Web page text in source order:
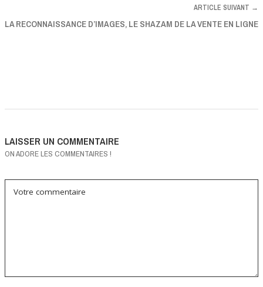
ARTICLE SUIVANT →
LA RECONNAISSANCE D’IMAGES, LE SHAZAM DE LA VENTE EN LIGNE
LAISSER UN COMMENTAIRE
ON ADORE LES COMMENTAIRES !
Votre commentaire